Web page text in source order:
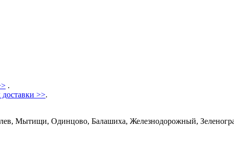
.
доставки >>.
Мытищи, Одинцово, Балашиха, Железнодорожный,